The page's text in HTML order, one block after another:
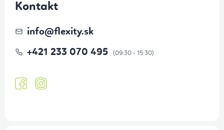
Kontakt
info@flexity.sk
+421 233 070 495